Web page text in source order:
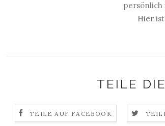
persönlich
Hier
TEILE
TEILE AUF FACEBOOK